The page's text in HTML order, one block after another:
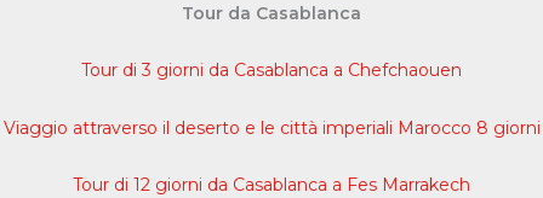
Tour da Casablanca
Tour di 3 giorni da Casablanca a Chefchaouen
Viaggio attraverso il deserto e le città imperiali Marocco 8 giorni
Tour di 12 giorni da Casablanca a Fes Marrakech